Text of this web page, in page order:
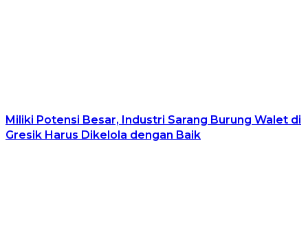
Miliki Potensi Besar, Industri Sarang Burung Walet di
Gresik Harus Dikelola dengan Baik